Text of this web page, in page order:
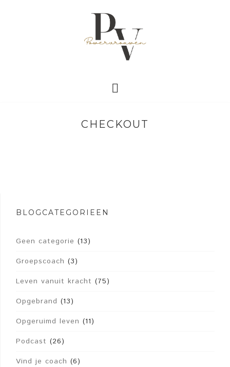
CHECKOUT
BLOGCATEGORIEËN
Geen categorie (13)
Groepscoach (3)
Leven vanuit kracht (75)
Opgebrand (13)
Opgeruimd leven (11)
Podcast (26)
Vind je coach (6)